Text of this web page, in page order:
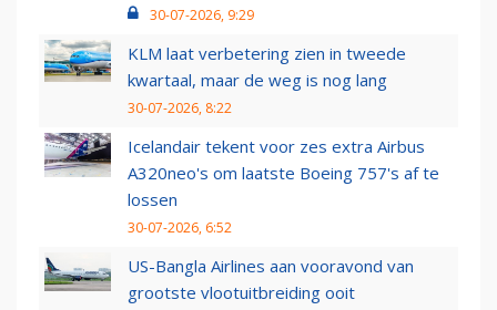
30-07-2026, 9:29
KLM laat verbetering zien in tweede
kwartaal, maar de weg is nog lang
30-07-2026, 8:22
Icelandair tekent voor zes extra Airbus
A320neo's om laatste Boeing 757's af te
lossen
30-07-2026, 6:52
US-Bangla Airlines aan vooravond van
grootste vlootuitbreiding ooit